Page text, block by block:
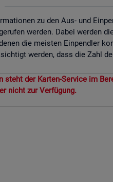
zu den Aus- und
werden. Dabei werden
die meisten Einpendler
werden, dass die Zahl
steht der Karten-Service im
nicht zur Verfügung.